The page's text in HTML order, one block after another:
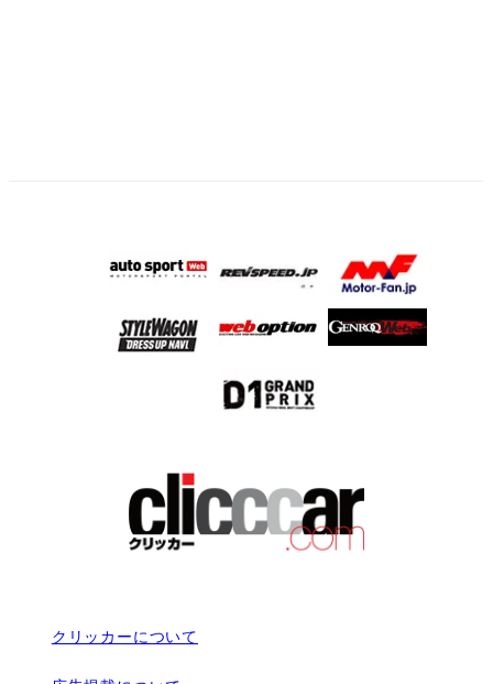
クリッカーについて